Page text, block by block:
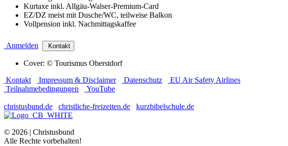
Kurtaxe inkl. Allgäu-Walser-Premium-Card
EZ/DZ meist mit Dusche/WC, teilweise Balkon
Vollpension inkl. Nachmittagskaffee
Anmelden Kontakt
Cover: © Tourismus Oberstdorf
Kontakt
Impressum & Disclaimer Datenschutz
EU Air Safety Airlines
Teilnahmebedingungen
YouTube
christusbund.de christliche-freizeiten.de kurzbibelschule.de
© 2026 | Christusbund
Alle Rechte vorbehalten!